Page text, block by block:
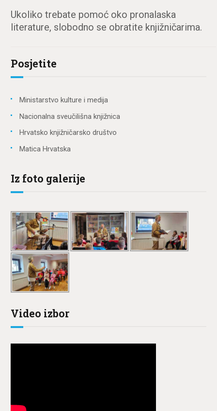
Ukoliko trebate pomoć oko pronalaska
literature, slobodno se obratite knjižničarima.
Posjetite
Ministarstvo kulture i medija
Nacionalna sveučilišna knjižnica
Hrvatsko knjižničarsko društvo
Matica Hrvatska
Iz foto galerije
Video izbor